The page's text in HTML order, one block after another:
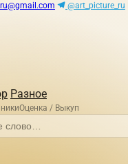
@art_picture_ru
Разное
Оценка / Выкуп